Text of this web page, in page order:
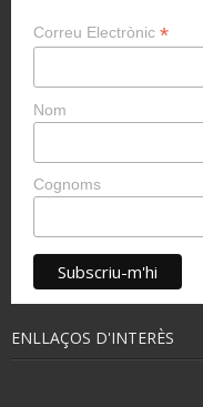
Correu Electrònic *
Nom
Cognoms
ENLLAÇOS D'INTERÈS